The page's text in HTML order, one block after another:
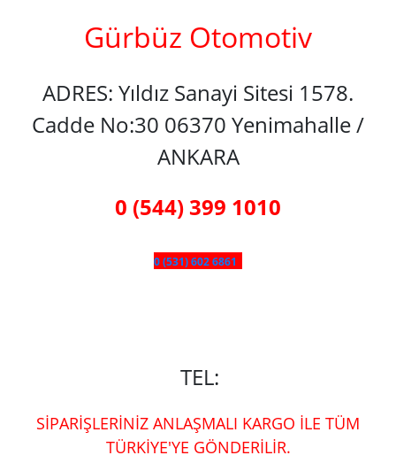
Gürbüz Otomotiv
ADRES: Yıldız Sanayi Sitesi 1578.
Cadde No:30 06370 Yenimahalle /
ANKARA
0 (544) 399 1010
0 (531) 602 6861
TEL:
SİPARİŞLERİNİZ ANLAŞMALI KARGO İLE TÜM
TÜRKİYE'YE GÖNDERİLİR.